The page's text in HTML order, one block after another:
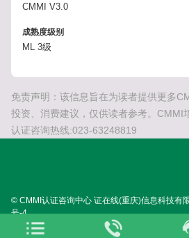
CMMI V3.0
成熟度级别
ML 3级
免责声明：该信息旨在为读者提供更多
投资、消费建议，仅供读者参考。CMMI
认证咨询热线:023-63248819
© CMMI认证咨询中心 证在线(重庆)信息科技有
号-4
SITEMAP: TXT 关